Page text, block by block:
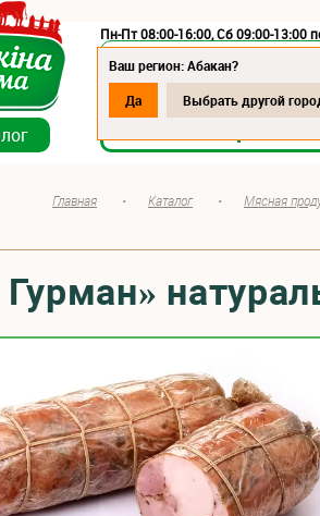
Пн-Пт 08:00-16:00, Сб 09:00-13:00
Ваш регион: Абакан?
Да
Выбрать другой
Главная • Каталог • Мясная
Гурман»